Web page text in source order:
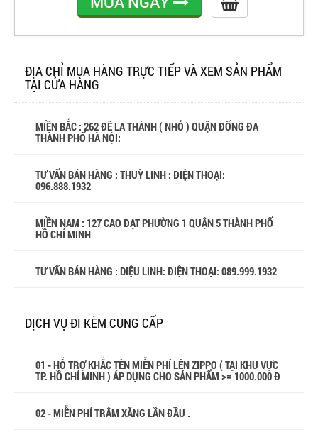
ĐỊA CHỈ MUA HÀNG TRỰC TIẾP VÀ XEM SẢN PHẨM
TẠI CỬA HÀNG
MIỀN BẮC : 262 ĐÊ LA THÀNH ( NHỎ ) QUẬN ĐỐNG ĐA
THÀNH PHỐ HÀ NỘI:
TƯ VẤN BÁN HÀNG : THUỲ LINH : ĐIỆN THOẠI:
096.888.1932
MIỀN NAM : 127 CAO ĐẠT PHƯỜNG 1 QUẬN 5 THÀNH PHỐ
HỒ CHÍ MINH
TƯ VẤN BÁN HÀNG : DIỆU LINH: ĐIỆN THOẠI: 089.999.1932
DỊCH VỤ ĐI KÈM CUNG CẤP
01 - HỖ TRỢ KHẮC TÊN MIỄN PHÍ LÊN ZIPPO ( TẠI KHU VỰC
TP. HỒ CHÍ MINH ) ÁP DỤNG CHO SẢN PHẨM >= 1000.000 Đ
02 - MIỄN PHÍ TRÂM XĂNG LẦN ĐẦU .